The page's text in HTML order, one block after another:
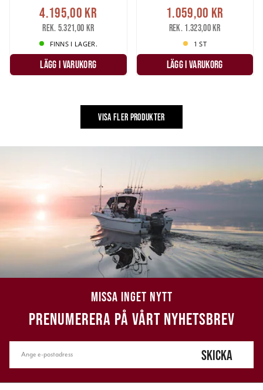
4.195,00 kr
Rek. 5.321,00 kr
FINNS I LAGER.
LÄGG I VARUKORG
1.059,00 kr
Rek. 1.323,00 kr
1 ST
LÄGG I VARUKORG
VISA FLER PRODUKTER
MISSA INGET NYTT
PRENUMERERA PÅ VÅRT NYHETSBREV
SKICKA